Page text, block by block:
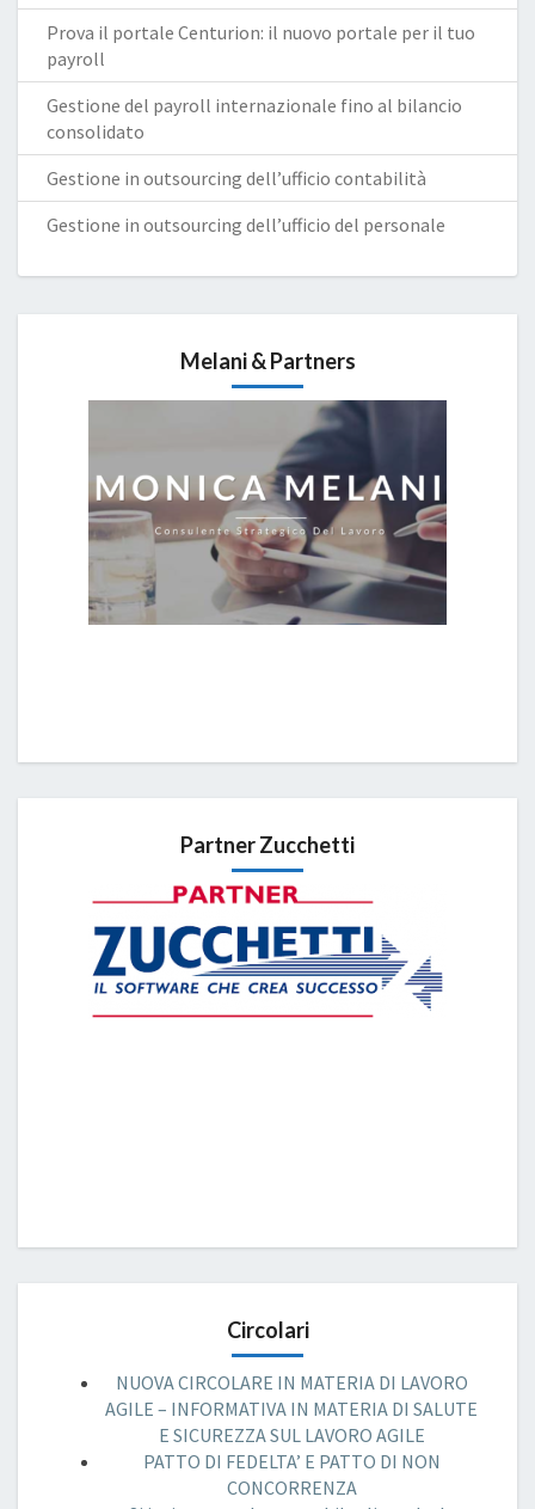
Prova il portale Centurion: il nuovo portale per il tuo
payroll
Gestione del payroll internazionale fino al bilancio
consolidato
Gestione in outsourcing dell’ufficio contabilità
Gestione in outsourcing dell’ufficio del personale
Melani & Partners
Partner Zucchetti
Circolari
NUOVA CIRCOLARE IN MATERIA DI LAVORO
AGILE – INFORMATIVA IN MATERIA DI SALUTE
E SICUREZZA SUL LAVORO AGILE
PATTO DI FEDELTA’ E PATTO DI NON
CONCORRENZA